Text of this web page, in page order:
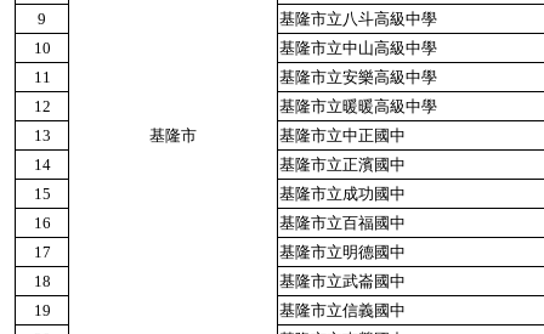
基隆市
9
基隆市立八斗高級中學
10
基隆市立中山高級中學
11
基隆市立安樂高級中學
12
基隆市立暖暖高級中學
13
基隆市立中正國中
14
基隆市立正濱國中
15
基隆市立成功國中
16
基隆市立百福國中
17
基隆市立明德國中
18
基隆市立武崙國中
19
基隆市立信義國中